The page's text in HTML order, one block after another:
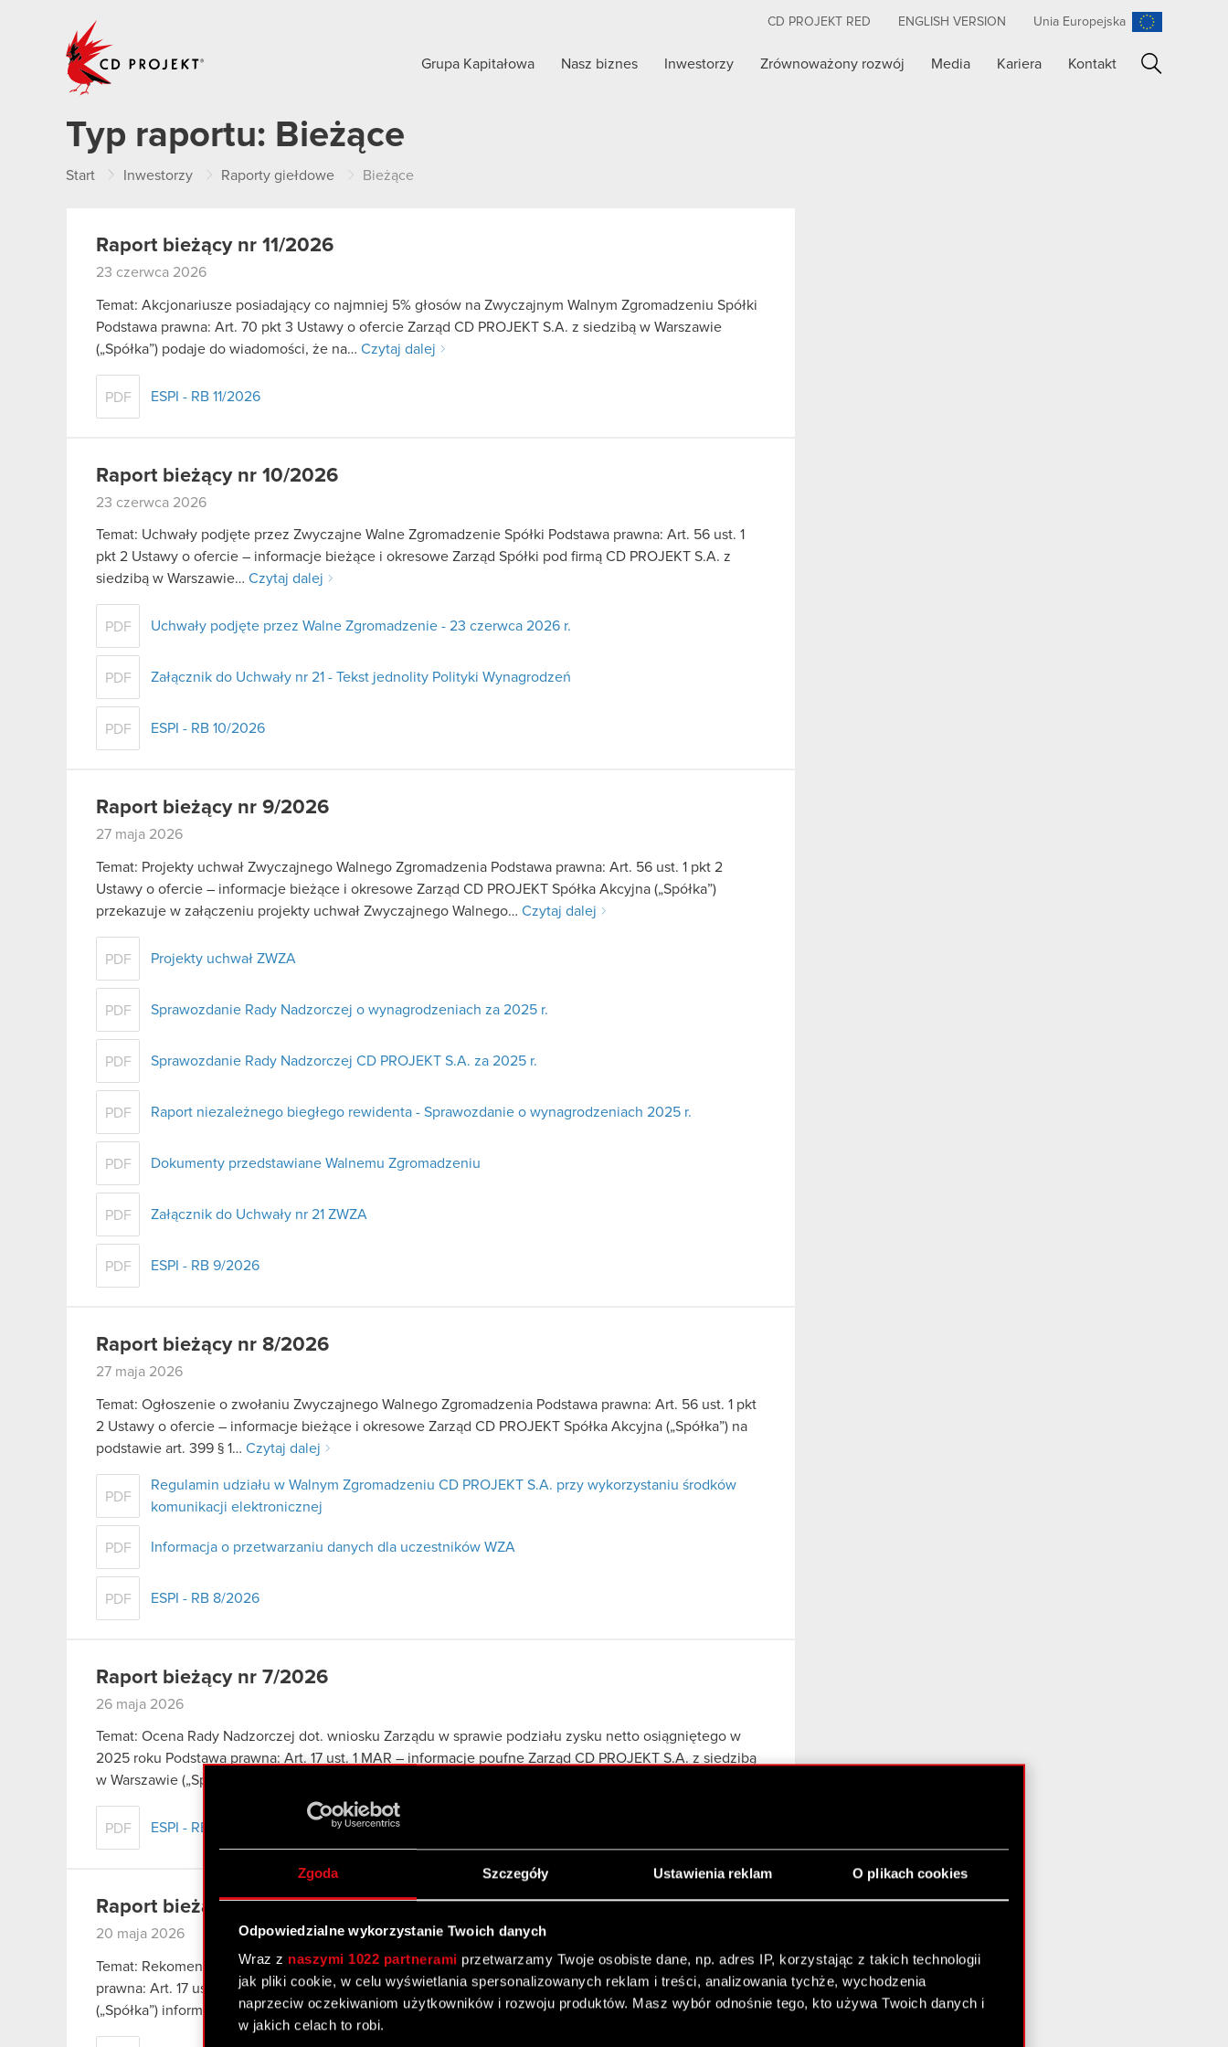
Zgoda Szczegóły Ustawienia reklam O plikach cookies
Odpowiedzialne wykorzystanie Twoich danych
Wraz z naszymi 1022 partnerami przetwarzamy Twoje osobiste dane, np. adres IP, korzystając z takich technologii
jak pliki cookie, w celu wyświetlania spersonalizowanych reklam i treści, analizowania tychże, wychodzenia
naprzeciw oczekiwaniom użytkowników i rozwoju produktów. Masz wybór odnośnie tego, kto używa Twoich danych i
w jakich celach to robi.
CD PROJEKT RED ENGLISH VERSION Unia Europejska
Grupa Kapitałowa Nasz biznes Inwestorzy Zrównoważony rozwój Media Kariera Kontakt
Typ raportu: Bieżące
Start Inwestorzy Raporty giełdowe Bieżące
Raport bieżący nr 11/2026
23 czerwca 2026
Temat: Akcjonariusze posiadający co najmniej 5% głosów na Zwyczajnym Walnym Zgromadzeniu Spółki
Podstawa prawna: Art. 70 pkt 3 Ustawy o ofercie Zarząd CD PROJEKT S.A. z siedzibą w Warszawie
(„Spółka”) podaje do wiadomości, że na… Czytaj dalej
PDF ESPI - RB 11/2026
Raport bieżący nr 10/2026
23 czerwca 2026
Temat: Uchwały podjęte przez Zwyczajne Walne Zgromadzenie Spółki Podstawa prawna: Art. 56 ust. 1
pkt 2 Ustawy o ofercie – informacje bieżące i okresowe Zarząd Spółki pod firmą CD PROJEKT S.A. z
siedzibą w Warszawie… Czytaj dalej
PDF Uchwały podjęte przez Walne Zgromadzenie - 23 czerwca 2026 r.
PDF Załącznik do Uchwały nr 21 - Tekst jednolity Polityki Wynagrodzeń
PDF ESPI - RB 10/2026
Raport bieżący nr 9/2026
27 maja 2026
Temat: Projekty uchwał Zwyczajnego Walnego Zgromadzenia Podstawa prawna: Art. 56 ust. 1 pkt 2
Ustawy o ofercie – informacje bieżące i okresowe Zarząd CD PROJEKT Spółka Akcyjna („Spółka”)
przekazuje w załączeniu projekty uchwał Zwyczajnego Walnego… Czytaj dalej
PDF Projekty uchwał ZWZA
PDF Sprawozdanie Rady Nadzorczej o wynagrodzeniach za 2025 r.
PDF Sprawozdanie Rady Nadzorczej CD PROJEKT S.A. za 2025 r.
PDF Raport niezależnego biegłego rewidenta - Sprawozdanie o wynagrodzeniach 2025 r.
PDF Dokumenty przedstawiane Walnemu Zgromadzeniu
PDF Załącznik do Uchwały nr 21 ZWZA
PDF ESPI - RB 9/2026
Raport bieżący nr 8/2026
27 maja 2026
Temat: Ogłoszenie o zwołaniu Zwyczajnego Walnego Zgromadzenia Podstawa prawna: Art. 56 ust. 1 pkt
2 Ustawy o ofercie – informacje bieżące i okresowe Zarząd CD PROJEKT Spółka Akcyjna („Spółka”) na
podstawie art. 399 § 1… Czytaj dalej
PDF
Regulamin udziału w Walnym Zgromadzeniu CD PROJEKT S.A. przy wykorzystaniu środków
komunikacji elektronicznej
PDF Informacja o przetwarzaniu danych dla uczestników WZA
PDF ESPI - RB 8/2026
Raport bieżący nr 7/2026
26 maja 2026
Temat: Ocena Rady Nadzorczej dot. wniosku Zarządu w sprawie podziału zysku netto osiągniętego w
2025 roku Podstawa prawna: Art. 17 ust. 1 MAR – informacje poufne Zarząd CD PROJEKT S.A. z siedzibą
w Warszawie („Spółka”), w…
PDF ESPI - RB 7/2026
Raport bieżący nr 6/2026
20 maja 2026
Temat: Rekomendacja Zarządu w sprawie podziału zysku netto osiągniętego w 2025 roku Podstawa
prawna: Art. 17 ust. 1 MAR – informacje poufne Zarząd CD PROJEKT S.A. z siedzibą w Warszawie
(„Spółka”) informuje, że w dniu 20 maja…Czytaj dalej